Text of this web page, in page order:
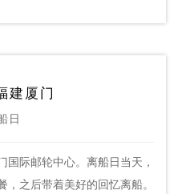
建厦门
日
国际邮轮中心。离船日当天，
之后带着美好的回忆离船。